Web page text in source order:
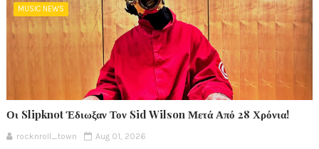
MUSIC NEWS
Οι Slipknot Έδιωξαν Τον Sid Wilson Μετά Από 28 Χρόνια!
rocknroll_town Aug 01, 2026